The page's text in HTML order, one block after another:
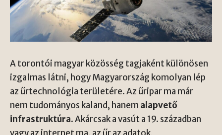
A torontói magyar közösség tagjaként különösen
izgalmas látni, hogy Magyarország komolyan lép
az űrtechnológia területére. Az űripar ma már
nem tudományos kaland, hanem alapvető
infrastruktúra. Akárcsak a vasút a 19. században